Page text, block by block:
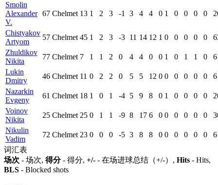
Smolin
Alexander
V.
67 Chelmet 13 1 2 3 -1 3 4 4 0 1 0 0 0 0
Chistyakov
Artyom
57 Chelmet 45 1 2 3 -3 11 14 12 1 0 0 0 0 0
Zhuldikov
Nikita
77 Chelmet 7 1 1 2 0 4 4 0 0 1 0 1 1 0
6
Lukin
Dmitry
46 Chelmet 11 0 2 2 0 5 5 12 0 0 0 0 0 0
6
Nazarkin
Evgeny
61 Chelmet 18 1 0 1 -4 5 9 8 0 1 0 0 0 0
Voinov
Nikita
25 Chelmet 25 0 1 1 -9 8 17 6 0 0 0 0 0 0
Nikulin
Vadim
72 Chelmet 23 0 0 0 -5 3 8 8 0 0 0 0 0 0
6
词汇表
场次 - 场次, 得分- 得分, +/- - 在场进球总结（+/-）, Hits - Hits,
BLS - Blocked shots